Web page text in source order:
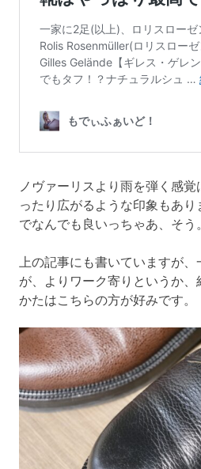
ノヴァーリスより雨を弾く感
ったり広がるような印象もあ
でなんでも良いっちゃあ、そう。
上の記事にも書いていますが
が、よりワーク寄りというか、
かたはこちらの方が好みです。